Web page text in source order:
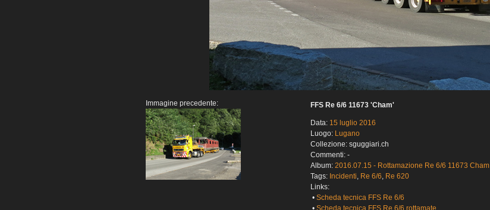
Immagine precedente: FFS Re 6/6 11673 'Cham'
Data: 15 luglio 2016
Luogo: Lugano
Collezione: sguggiari.ch
Commenti: -
Album: 2016.07.15 - Rottamazione Re 6/6 11673 Cham
Tags: Incidenti, Re 6/6, Re 620
Links:
• Scheda tecnica FFS Re 6/6